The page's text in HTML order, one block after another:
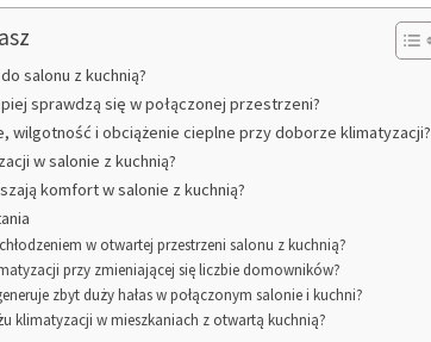
salonu z kuchnią?
sprawdzą się w połączonej przestrzeni?
wilgotność i obciążenie cieplne przy doborze klimatyzacji?
w salonie z kuchnią?
komfort w salonie z kuchnią?
w otwartej przestrzeni salonu z kuchnią?
przy zmieniającej się liczbie domowników?
zbyt duży hałas w połączonym salonie i kuchni?
klimatyzacji w mieszkaniach z otwartą kuchnią?